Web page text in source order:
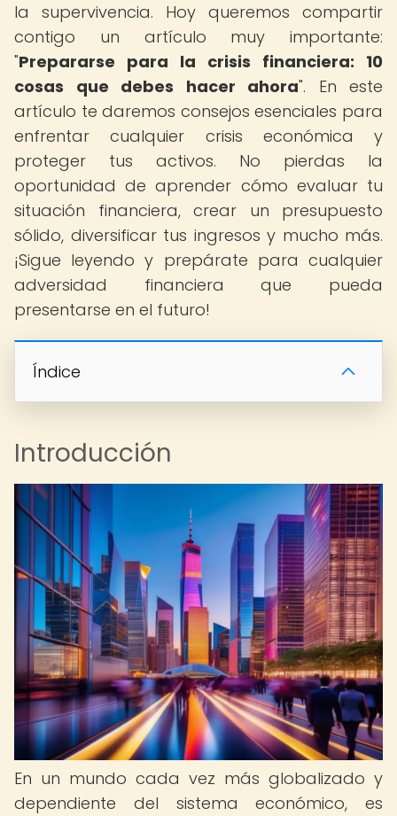
la supervivencia. Hoy queremos compartir
contigo un artículo muy importante:
"Prepararse para la crisis financiera: 10
cosas que debes hacer ahora". En este
artículo te daremos consejos esenciales para
enfrentar cualquier crisis económica y
proteger tus activos. No pierdas la
oportunidad de aprender cómo evaluar tu
situación financiera, crear un presupuesto
sólido, diversificar tus ingresos y mucho más.
¡Sigue leyendo y prepárate para cualquier
adversidad financiera que pueda
presentarse en el futuro!
Índice
Introducción
En un mundo cada vez más globalizado y
dependiente del sistema económico, es